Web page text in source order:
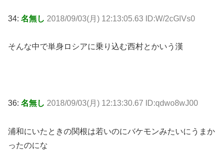
34: 名無し 2018/09/03(月) 12:13:05.63 ID:W/2cGlVs0
そんな中で単身ロシアに乗り込む西村とかいう漢
36: 名無し 2018/09/03(月) 12:13:30.67 ID:qdwo8wJ00
浦和にいたときの関根は若いのにバケモンみたいにうまか
ったのにな